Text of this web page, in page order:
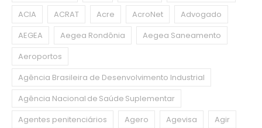
ACIA
ACRAT Acre AcroNet
Advogado
AEGEA
Aegea Rondônia
Aegea Saneamento
Aeroportos
Agência Brasileira de Desenvolvimento Industrial
Agência Nacional de Saúde Suplementar
Agentes penitenciários
Agero Agevisa
Agir